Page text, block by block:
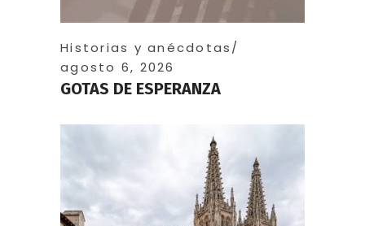
Historias y anécdotas
agosto 6, 2026
GOTAS DE ESPERANZA